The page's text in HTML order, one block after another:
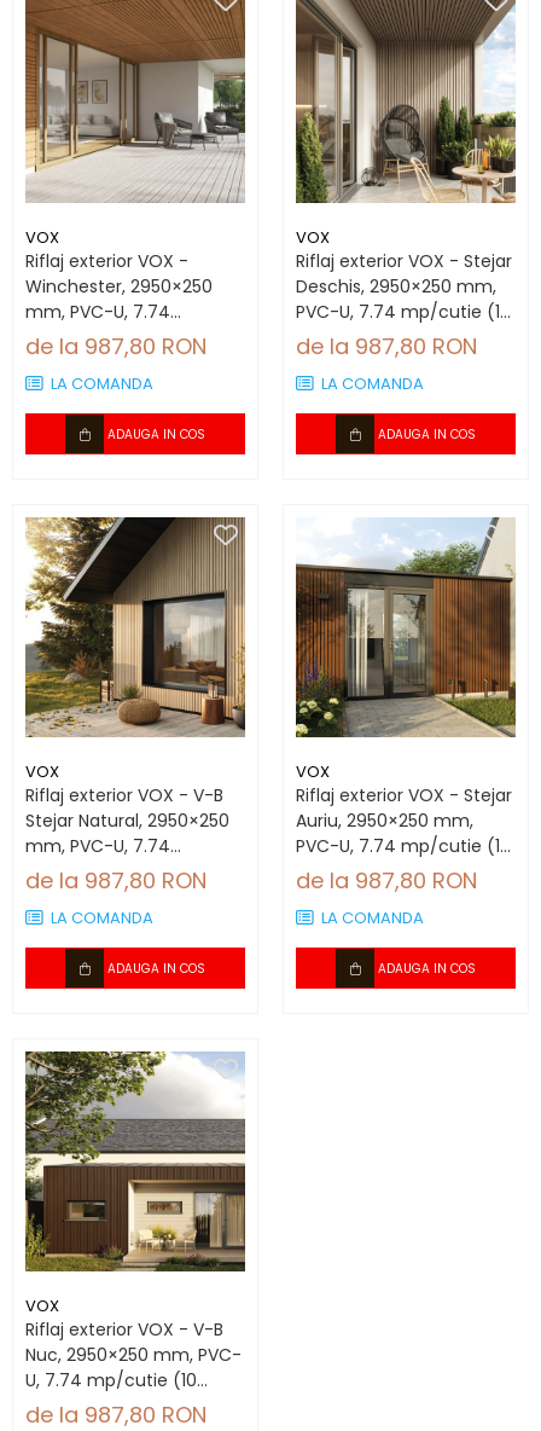
VOX
Riflaj exterior VOX -
Winchester, 2950×250
mm, PVC-U, 7.74
mp/cutie (10 bucăți)
de la 987,80 RON
LA COMANDA
ADAUGA IN COS
VOX
Riflaj exterior VOX - Stejar
Deschis, 2950×250 mm,
PVC-U, 7.74 mp/cutie (10
bucăți)
de la 987,80 RON
LA COMANDA
ADAUGA IN COS
VOX
Riflaj exterior VOX - V-B
Stejar Natural, 2950×250
mm, PVC-U, 7.74
mp/cutie (10 bucăți)
de la 987,80 RON
LA COMANDA
ADAUGA IN COS
VOX
Riflaj exterior VOX - Stejar
Auriu, 2950×250 mm,
PVC-U, 7.74 mp/cutie (10
bucăți)
de la 987,80 RON
LA COMANDA
ADAUGA IN COS
VOX
Riflaj exterior VOX - V-B
Nuc, 2950×250 mm, PVC-
U, 7.74 mp/cutie (10
bucăți)
de la 987,80 RON